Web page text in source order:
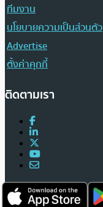
ทีมงาน
นโยบายความเป็นส่วนตัว
Advertise
ตั้งค่าคุกกี้
ติดตามเรา